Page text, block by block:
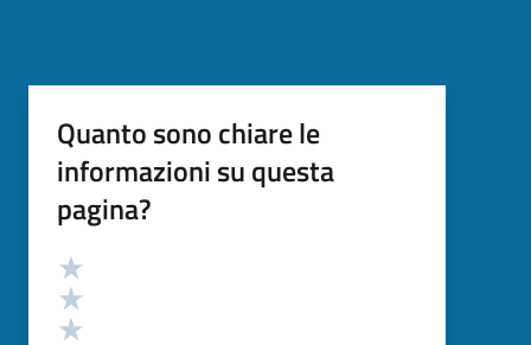
Quanto sono chiare le
informazioni su questa
pagina?
Valutazione